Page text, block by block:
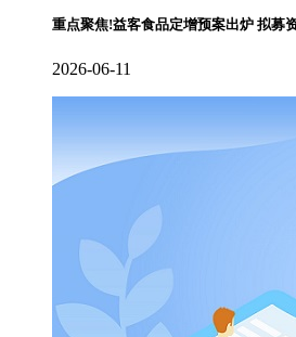
重点聚焦!益客食品定增预案出炉 拟募
2026-06-11